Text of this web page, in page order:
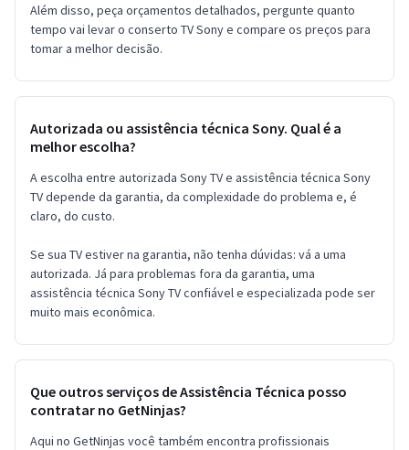
Além disso, peça orçamentos detalhados, pergunte quanto
tempo vai levar o conserto TV Sony e compare os preços para
tomar a melhor decisão.
Autorizada ou assistência técnica Sony. Qual é a
melhor escolha?
A escolha entre autorizada Sony TV e assistência técnica Sony
TV depende da garantia, da complexidade do problema e, é
claro, do custo.
Se sua TV estiver na garantia, não tenha dúvidas: vá a uma
autorizada. Já para problemas fora da garantia, uma
assistência técnica Sony TV confiável e especializada pode ser
muito mais econômica.
Que outros serviços de Assistência Técnica posso
contratar no GetNinjas?
Aqui no GetNinjas você também encontra profissionais